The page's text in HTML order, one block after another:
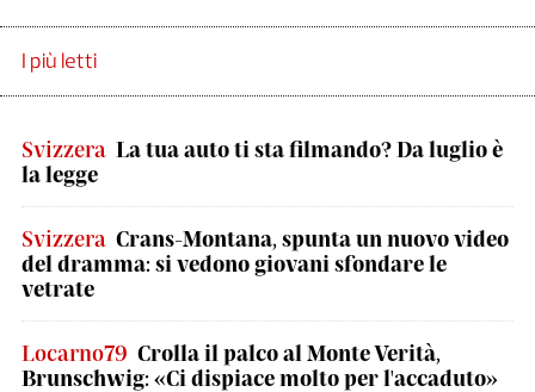
I più letti
Svizzera La tua auto ti sta filmando? Da luglio è
la legge
Svizzera Crans-Montana, spunta un nuovo video
del dramma: si vedono giovani sfondare le
vetrate
Locarno79 Crolla il palco al Monte Verità,
Brunschwig: «Ci dispiace molto per l'accaduto»